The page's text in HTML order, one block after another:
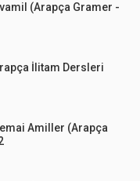
(Arapça Gramer -
İlitam Dersleri
Amiller (Arapça